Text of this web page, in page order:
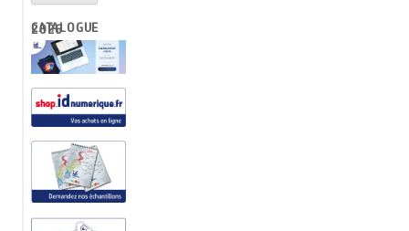
CATALOGUE 2026